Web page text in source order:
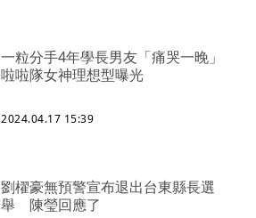
一粒分手4年學長男友「痛哭一晚」
啦啦隊女神理想型曝光
2024.04.17 15:39
劉櫂豪無預警宣布退出台東縣長選
舉 陳瑩回應了